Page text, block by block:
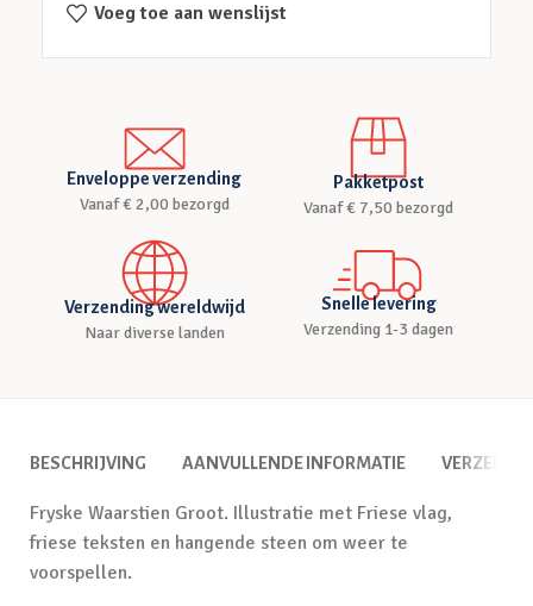
Voeg toe aan wenslijst
Enveloppe verzending
Vanaf € 2,00 bezorgd
Pakketpost
Vanaf € 7,50 bezorgd
Verzending wereldwijd
Naar diverse landen
Snelle levering
Verzending 1-3 dagen
BESCHRIJVING AANVULLENDE INFORMATIE
Fryske Waarstien Groot. Illustratie met Friese vlag,
friese teksten en hangende steen om weer te
voorspellen.